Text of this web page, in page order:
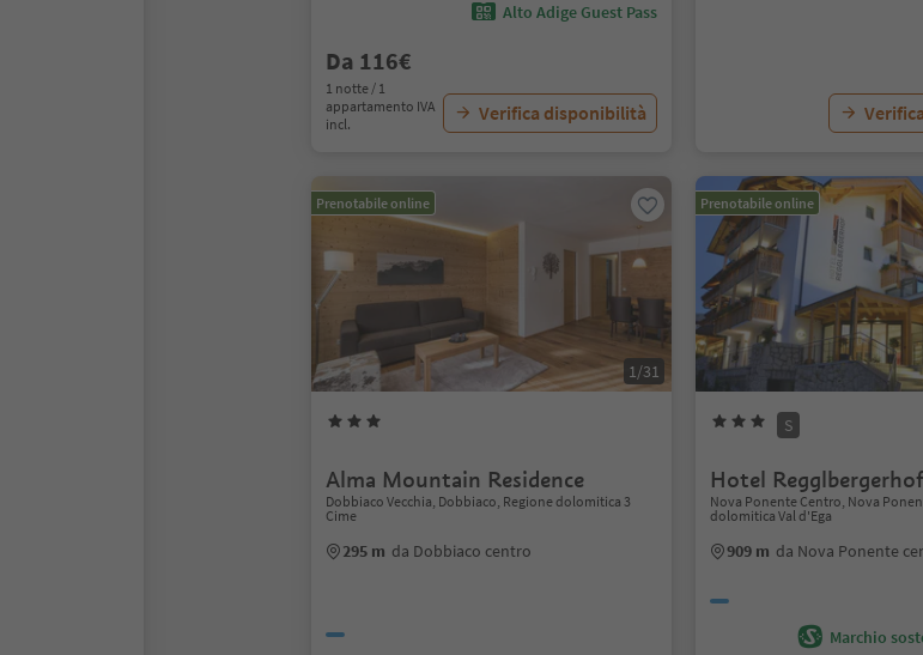
Alto Adige Guest Pass
Da 116€
1 notte / 1
appartamento IVA
incl.
Verifica disponibilità
Prenotabile online
1/31
Alma Mountain Residence
Dobbiaco Vecchia, Dobbiaco, Regione dolomitica 3
Cime
295 m da Dobbiaco centro
Prenotabile online
S
Hotel Regglbergerhof
Nova Ponente Centro, Nova
dolomitica Val d'Ega
909 m da Nova Ponente
Marchio